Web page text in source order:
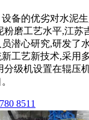
备的优劣对水泥
粉磨工艺水平,江苏
潜心研究,研发了
工艺新技术,采用
分级机设置在辊压
8511